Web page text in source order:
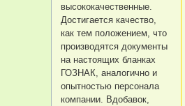
высококачественные.
Достигается качество,
как тем положением, что
производятся документы
на настоящих бланках
ГОЗНАК, аналогично и
опытностью персонала
компании. Вдобавок,